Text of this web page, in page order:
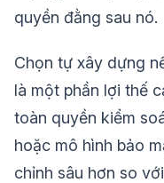
quyền đằng sau nó.
Chọn tự xây dựng
là một phần lợi thế
toàn quyền kiểm
hoặc mô hình bảo
chỉnh sâu hơn so